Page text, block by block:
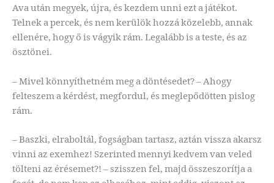
Ava után megyek, újra, és kezdem unni ezt a játékot.
Telnek a percek, és nem kerülök hozzá közelebb, annak
ellenére, hogy ő is vágyik rám. Legalább is a teste, és az
ösztönei.
– Mivel könnyíthetném meg a döntésedet? – Ahogy
felteszem a kérdést, megfordul, és meglepődötten pislog
rám.
– Baszki, elraboltál, fogságban tartasz, aztán vissza akarsz
vinni az exemhez! Szerinted mennyi kedvem van veled
tölteni az érésemet?! – szisszen fel, majd összeszorítja a